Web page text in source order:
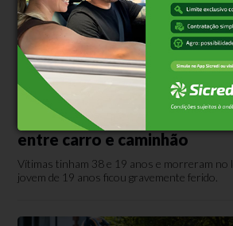
Trânsito
Identificados homens
entre carro e caminhão
Vítimas tinham 38 e 19 anos e morreram no
jovem de 19 anos ficou gravemente ferido.